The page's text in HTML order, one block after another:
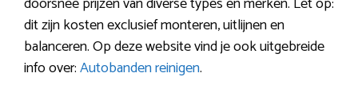
dit zijn kosten exclusief monteren, uitlijnen en
balanceren. Op deze website vind je ook uitgebreide
info over:Autobanden reinigen.